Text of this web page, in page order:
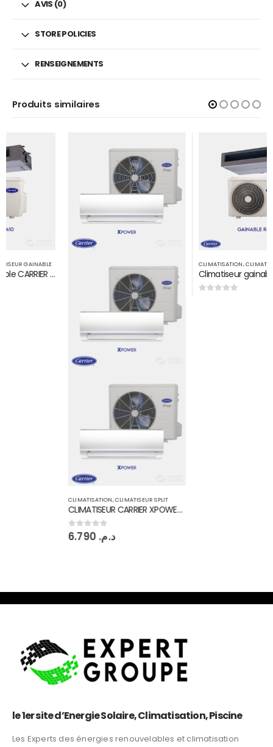
AVIS (0)
STORE POLICIES
RENSEIGNEMENTS
Produits similaires
CLIMATISEUR SPLIT
CLIMATISEUR CARRIER XPOWER INVERTER 18000 BTU 53QHC
CLIMATISEUR GAINABLE
Climatiseur gainable CARRIER 30000 BTU par H R410
0sur 5
le 1er site d’Energie Solaire, Climatisation, Piscine
Les Experts des énergies renouvelables et climatisation